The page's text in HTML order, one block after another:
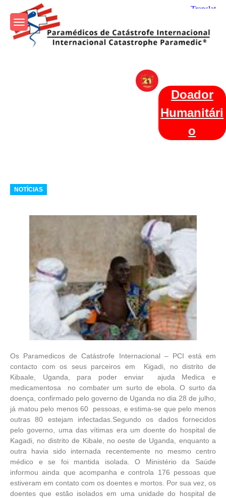
content
Internacional
Doador
Humanitári
o
Categories
NOTÍCIAS
Os Paramedicos de Catástrofe Internacional – PCI está em
contacto com os seus parceiros em Kigadi, no distrito de
Kibaale, Uganda, para poder enviar ajuda Medica e
medicamentosa no combater um surto de ebola. O surto da
doença, confirmado pelo governo de Uganda no dia 28 de julho,
já matou pelo menos 60 pessoas, e estima-se que pelo menos
outras 80 estejam infectadas.Segundo os dados fornecidos
pelo governo, uma das vítimas era um doente do hospital de
Kagadi, no distrito de Kibale, no oeste de Uganda, enquanto a
outra havia sido internada recentemente no mesmo centro
médico e se foi mantida isolada. O Ministério da Saúde
informou ainda que acompanha e controla 176 pessoas que
estiveram em contato com os doentes e mortos. Por sua vez, os
doentes que estão isolados em uma unidade do hospital de